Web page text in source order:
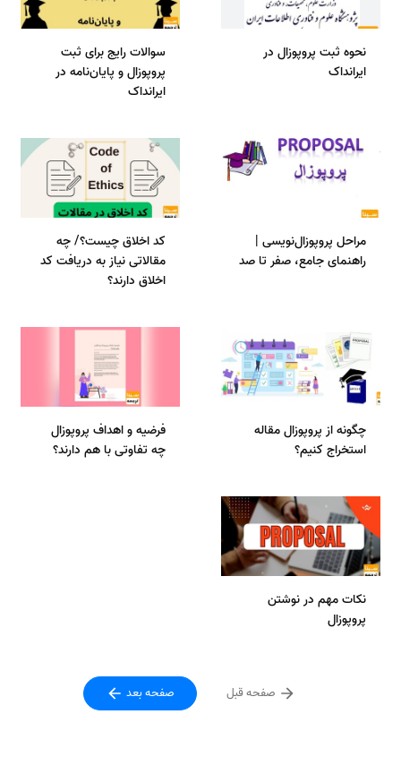
نحوه ثبت پروپوزال در
ایرانداک
سوالات رایج برای ثبت
پروپوزال و پایان‌نامه در
ایرانداک
مراحل پروپوزال‌نویسی |
راهنمای جامع، صفر تا صد
کد اخلاق چیست؟/ چه
مقالاتی نیاز به دریافت کد
اخلاق دارند؟
چگونه از پروپوزال مقاله
استخراج کنیم؟
فرضیه و اهداف پروپوزال
چه تفاوتی با هم دارند؟
نکات مهم در نوشتن
پروپوزال
صفحه قبل صفحه بعد